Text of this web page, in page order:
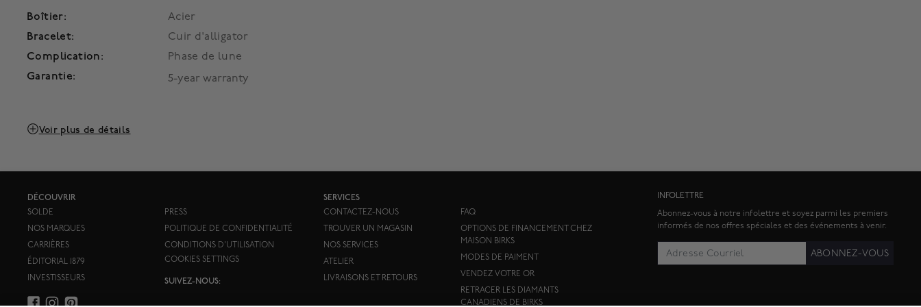
Boîtier:
Acier
Bracelet:
Cuir d'alligator
Complication:
Phase de lune
Garantie:
5-year warranty
Voir plus de détails
DÉCOUVRIR
SOLDE
NOS MARQUES
CARRIÈRES
ÉDITORIAL 1879
INVESTISSEURS
PRESS
POLITIQUE DE CONFIDENTIALITÉ
CONDITIONS D'UTILISATION
COOKIES SETTINGS
SUIVEZ-NOUS:
SERVICES
CONTACTEZ-NOUS
TROUVER UN MAGASIN
NOS SERVICES
ATELIER
LIVRAISONS ET RETOURS
FAQ
OPTIONS DE FINANCEMENT CHEZ
MAISON BIRKS
MODES DE PAIMENT
VENDEZ VOTRE OR
RETRACER LES DIAMANTS
CANADIENS DE BIRKS
INFOLETTRE
Abonnez-vous à notre infolettre et soyez parmi les premiers
informés de nos offres spéciales et des événements à venir.
ABONNEZ-VOUS